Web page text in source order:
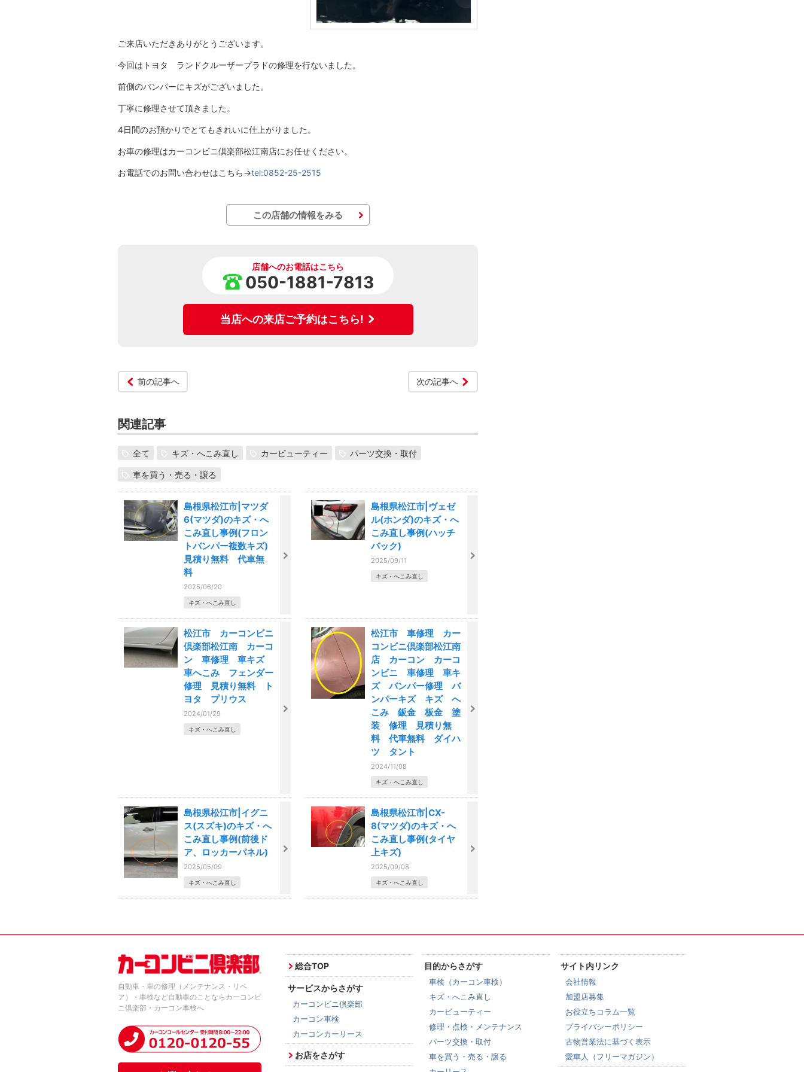
ご来店いただきありがとうございます。
今回はトヨタ ランドクルーザープラドの修理を行ないました。
前側のバンパーにキズがございました。
丁寧に修理させて頂きました。
4日間のお預かりでとてもきれいに仕上がりました。
お車の修理はカーコンビニ倶楽部松江南店にお任せください。
お電話でのお問い合わせはこちら→tel:0852-25-2515
この店舗の情報をみる
店舗へのお電話はこちら
050-1881-7813
当店への来店ご予約はこちら!
前の記事へ 次の記事へ
関連記事
全て キズ・へこみ直し カービューティー パーツ交換・取付
車を買う・売る・譲る
島根県松江市|マツダ
6(マツダ)のキズ・へ
こみ直し事例(フロン
トバンパー複数キズ)
見積り無料 代車無
料
2025/06/20
キズ・へこみ直し
島根県松江市|ヴェゼ
ル(ホンダ)のキズ・へ
こみ直し事例(ハッチ
バック)
2025/09/11
キズ・へこみ直し
松江市 カーコンビニ
倶楽部松江南 カーコ
ン 車修理 車キズ
車へこみ フェンダー
修理 見積り無料 ト
ヨタ プリウス
2024/01/29
キズ・へこみ直し
松江市 車修理 カー
コンビニ倶楽部松江南
店 カーコン カーコ
ンビニ 車修理 車キ
ズ バンパー修理 バ
ンパーキズ キズ へ
こみ 鈑金 板金 塗
装 修理 見積り無
料 代車無料 ダイハ
ツ タント
2024/11/08
キズ・へこみ直し
島根県松江市|イグニ
ス(スズキ)のキズ・へ
こみ直し事例(前後ド
ア、ロッカーパネル)
2025/05/09
キズ・へこみ直し
島根県松江市|CX-
8(マツダ)のキズ・へ
こみ直し事例(タイヤ
上キズ)
2025/09/08
キズ・へこみ直し
自動車・車の修理（メンテナンス・リペ
ア）・車検など自動車のことならカーコンビ
ニ倶楽部・カーコン車検へ
総合TOP
サービスからさがす
カーコンビニ倶楽部
カーコン車検
カーコンカーリース
お店をさがす
目的からさがす
車検（カーコン車検）
キズ・へこみ直し
カービューティー
修理・点検・メンテナンス
パーツ交換・取付
車を買う・売る・譲る
サイト内リンク
会社情報
加盟店募集
お役立ちコラム一覧
プライバシーポリシー
古物営業法に基づく表示
愛車人（フリーマガジン）